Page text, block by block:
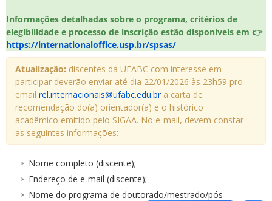
Informações detalhadas sobre o programa, critérios de
elegibilidade e processo de inscrição estão disponíveis em 👉
https://internationaloffice.usp.br/spsas/
Atualização: discentes da UFABC com interesse em
participar deverão enviar até dia 22/01/2026 às 23h59 pro
email rel.internacionais@ufabc.edu.bra carta de
recomendação do(a) orientador(a) e o histórico
acadêmico emitido pelo SIGAA. No e-mail, devem constar
as seguintes informações:
Nome completo (discente);
Endereço de e-mail (discente);
Nome do programa de doutorado/mestrado/pós-